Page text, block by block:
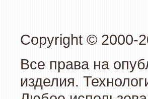
Copyright © 2000-
Все права на
изделия.